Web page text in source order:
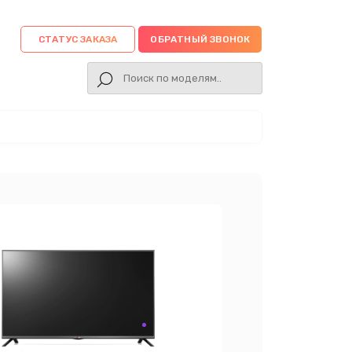
СТАТУС ЗАКАЗА ОБРАТНЫЙ ЗВОНОК